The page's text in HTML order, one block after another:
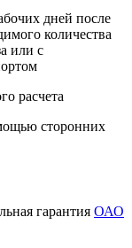
дней после
количества
или с
расчета
сторонних
гарантия ОАО